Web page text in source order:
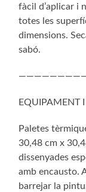
fàcil d’aplicar i
totes les
dimensions.
sabó.
EQUIPAMENT I
Paletes
30,48 cm x
dissenyades
amb encausto.
barrejar la